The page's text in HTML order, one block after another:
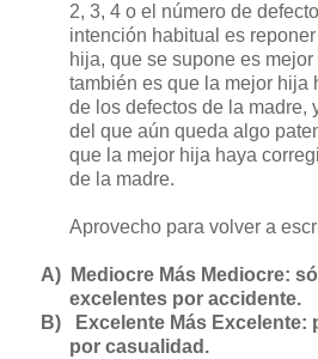
2, 3, 4 o el número de
intención habitual es
hija, que se supone es
también es que la mejor hija
de los defectos de la madre,
del que aún queda algo
que la mejor hija haya
de la madre.
Aprovecho para volver a
A)
Mediocre Más Mediocre:
excelentes por accidente.
B)
Excelente Más
por casualidad.